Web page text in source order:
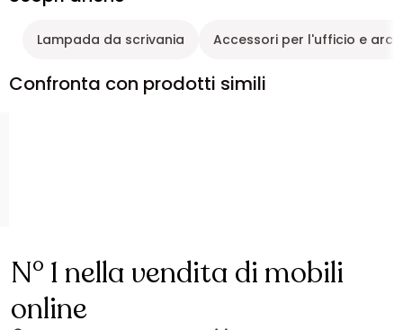
Lampada da scrivania Accessori per l'ufficio e
Confronta con prodotti simili
N° 1 nella vendita di mobili
online